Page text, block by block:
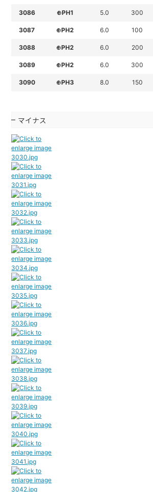
3086 ⊕PH1 5.0 300
3087 ⊕PH2 6.0 100
3088 ⊕PH2 6.0 200
3089 ⊕PH2 6.0 300
3090 ⊕PH3 8.0 150
マイナス